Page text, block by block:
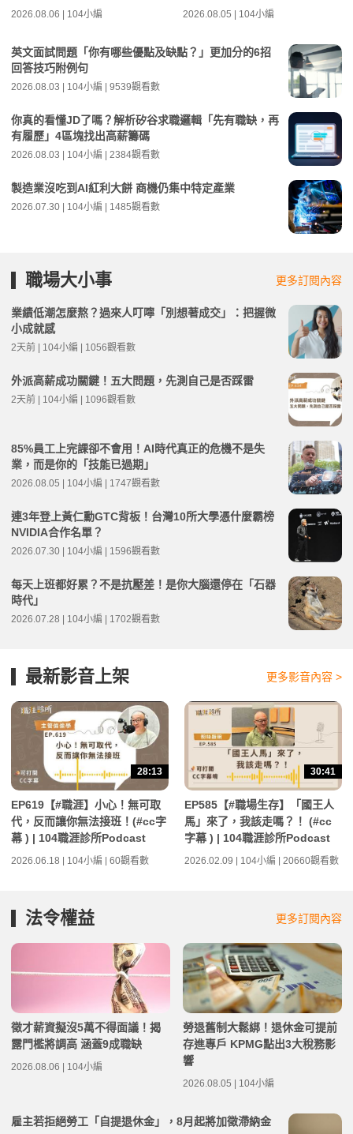
2026.08.06 | 104小編 2026.08.05 | 104小編
英文面試問題「你有哪些優點及缺點？」更加分的6招
回答技巧附例句
2026.08.03 | 104小編 | 9539觀看數
你真的看懂JD了嗎？解析矽谷求職邏輯「先有職缺，再
有履歷」4區塊找出高薪籌碼
2026.08.03 | 104小編 | 2384觀看數
製造業沒吃到AI紅利大餅 商機仍集中特定產業
2026.07.30 | 104小編 | 1485觀看數
職場大小事 更多訂閱內容
業績低潮怎麼熬？過來人叮嚀「別想著成交」：把握微
小成就感
2天前 | 104小編 | 1056觀看數
外派高薪成功關鍵！五大問題，先測自己是否踩雷
2天前 | 104小編 | 1096觀看數
85%員工上完課卻不會用！AI時代真正的危機不是失
業，而是你的「技能已過期」
2026.08.05 | 104小編 | 1747觀看數
連3年登上黃仁勳GTC背板！台灣10所大學憑什麼霸榜
NVIDIA合作名單？
2026.07.30 | 104小編 | 1596觀看數
每天上班都好累？不是抗壓差！是你大腦還停在「石器
時代」
2026.07.28 | 104小編 | 1702觀看數
最新影音上架 更多影音內容 >
28:13
EP619【#職涯】小心！無可取
代，反而讓你無法接班！(#cc字
幕 ) | 104職涯診所Podcast
2026.06.18 | 104小編 | 60觀看數
30:41
EP585【#職場生存】「國王人
馬」來了，我該走嗎？！ (#cc
字幕 ) | 104職涯診所Podcast
2026.02.09 | 104小編 | 20660觀看數
法令權益 更多訂閱內容
徵才薪資擬沒5萬不得面議！揭
露門檻將調高 涵蓋9成職缺
2026.08.06 | 104小編
勞退舊制大鬆綁！退休金可提前
存進專戶 KPMG點出3大稅務影
響
2026.08.05 | 104小編
雇主若拒絕勞工「自提退休金」，8月起將加徵滯納金